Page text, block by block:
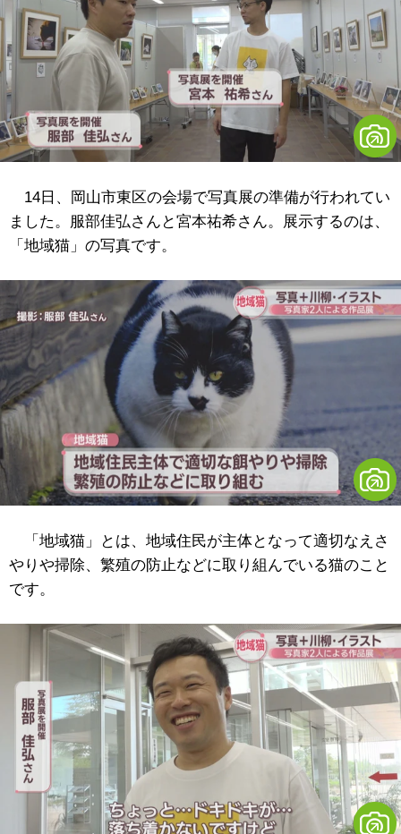
14日、岡山市東区の会場で写真展の準備が行われてい
ました。服部佳弘さんと宮本祐希さん。展示するのは、
「地域猫」の写真です。
「地域猫」とは、地域住民が主体となって適切なえさ
やりや掃除、繁殖の防止などに取り組んでいる猫のこと
です。